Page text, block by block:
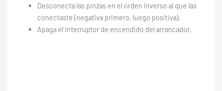
Desconecta las pinzas en el orden inverso al que las
conectaste (negativa primero, luego positiva).
Apaga el interruptor de encendido del arrancador.